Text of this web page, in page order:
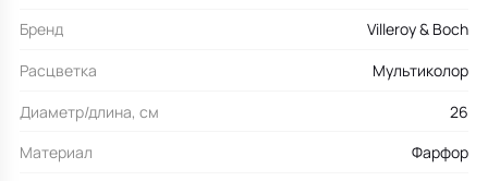
Бренд
Villeroy & Boch
Расцветка
Мультиколор
Диаметр/длина, см
26
Материал
Фарфор